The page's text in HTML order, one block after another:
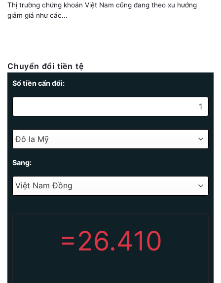
Thị trường chứng khoán Việt Nam cũng đang theo xu hướng
giảm giá như các...
Chuyển đổi tiền tệ
Số tiền cẩn đổi:
Sang:
=26.410